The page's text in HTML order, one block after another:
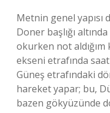
Metnin genel yapısı
Doner başlığı
okurken not aldığım
ekseni etrafında
Güneş etrafındaki
hareket yapar; bu,
bazen gökyüzünde